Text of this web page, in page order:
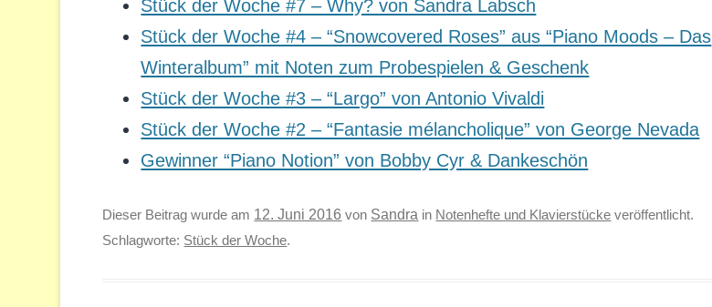
Stück der Woche #7 – Why? von Sandra Labsch
Stück der Woche #4 – “Snowcovered Roses” aus “Piano Moods – Das
Winteralbum” mit Noten zum Probespielen & Geschenk
Stück der Woche #3 – “Largo” von Antonio Vivaldi
Stück der Woche #2 – “Fantasie mélancholique” von George Nevada
Gewinner “Piano Notion” von Bobby Cyr & Dankeschön
Dieser Beitrag wurde am 12. Juni 2016 von Sandra in Notenhefte und Klavierstücke veröffentlicht.
Schlagworte: Stück der Woche.